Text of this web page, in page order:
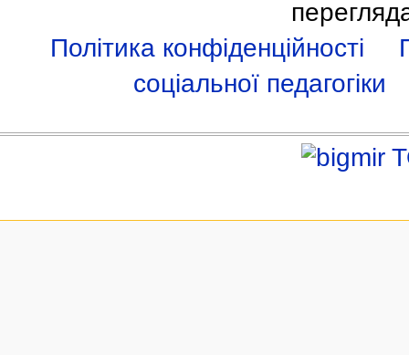
Політика конфіденційності
соціальної педагогіки